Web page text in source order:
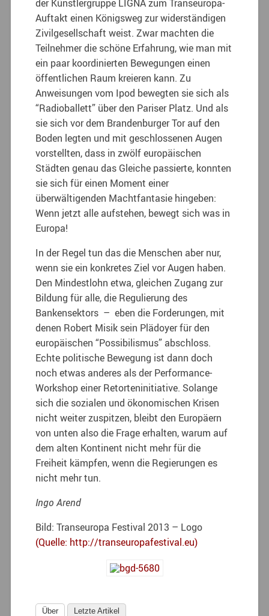
der Künstlergruppe LIGNA zum Transeuropa-
Auftakt einen Königsweg zur widerständigen
Zivilgesellschaft weist. Zwar machten die
Teilnehmer die schöne Erfahrung, wie man mit
ein paar koordinierten Bewegungen einen
öffentlichen Raum kreieren kann. Zu
Anweisungen vom Ipod bewegten sie sich als
“Radioballett” über den Pariser Platz. Und als
sie sich vor dem Brandenburger Tor auf den
Boden legten und mit geschlossenen Augen
vorstellten, dass in zwölf europäischen
Städten genau das Gleiche passierte, konnten
sie sich für einen Moment einer
überwältigenden Machtfantasie hingeben:
Wenn jetzt alle aufstehen, bewegt sich was in
Europa!
In der Regel tun das die Menschen aber nur,
wenn sie ein konkretes Ziel vor Augen haben.
Den Mindestlohn etwa, gleichen Zugang zur
Bildung für alle, die Regulierung des
Bankensektors – eben die Forderungen, mit
denen Robert Misik sein Plädoyer für den
europäischen “Possibilismus” abschloss.
Echte politische Bewegung ist dann doch
noch etwas anderes als der Performance-
Workshop einer Retorteninitiative. Solange
sich die sozialen und ökonomischen Krisen
nicht weiter zuspitzen, bleibt den Europäern
von unten also die Frage erhalten, warum auf
dem alten Kontinent nicht mehr für die
Freiheit kämpfen, wenn die Regierungen es
nicht mehr tun.
Ingo Arend
Bild: Transeuropa Festival 2013 – Logo
(Quelle: http://transeuropafestival.eu)
Über Letzte Artikel